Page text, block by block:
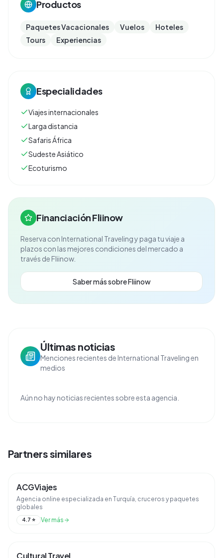
Productos
Paquetes Vacacionales Vuelos
Hoteles
Tours
Experiencias
Especialidades
Viajes internacionales
Larga distancia
Safaris África
Sudeste Asiático
Ecoturismo
Financiación Fliinow
Reserva con International Travelingy paga tu viaje a
plazos con las mejores condiciones del mercado a
través de Fliinow.
Saber más sobre Fliinow
Últimas noticias
Menciones recientes de International Traveling en
medios
Aún no hay noticias recientes sobre esta agencia.
Partners similares
ACGViajes
Agencia online especializada en Turquía, cruceros y paquetes
globales
4.7 ⭐ Ver más
Cultural Travel